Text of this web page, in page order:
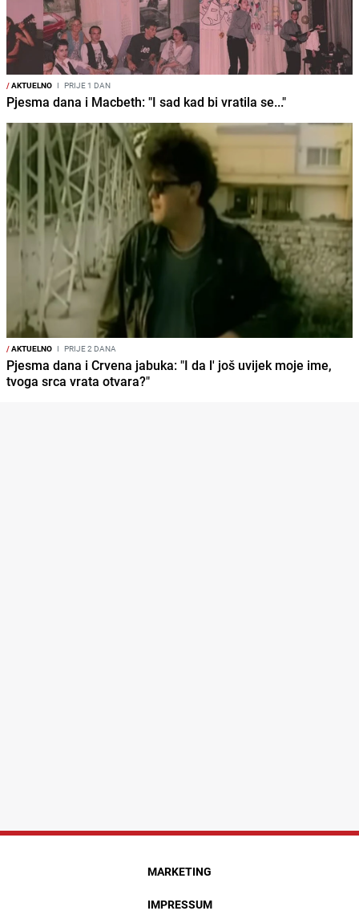
/AKTUELNO I PRIJE 1 DAN
Pjesma dana i Macbeth: "I sad kad bi vratila se..."
/AKTUELNO I PRIJE 2 DANA
Pjesma dana i Crvena jabuka: "I da l' još uvijek moje ime,
tvoga srca vrata otvara?"
MARKETING
IMPRESSUM